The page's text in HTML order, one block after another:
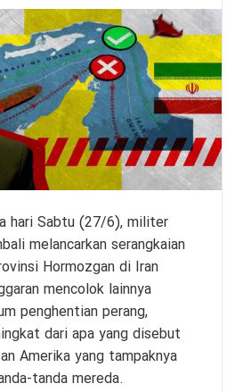
hari Sabtu (27/6), militer
melancarkan serangkaian
Hormozgan di Iran
mencolok lainnya
penghentian perang,
dari apa yang disebut
Amerika yang tampaknya
tanda mereda.